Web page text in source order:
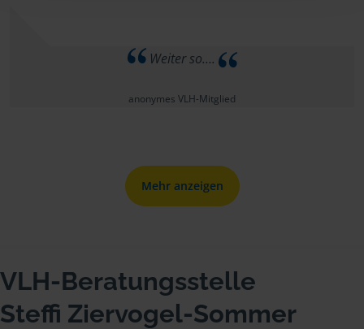
Weiter so….
anonymes VLH-Mitglied
Mehr anzeigen
VLH-Beratungsstelle
Steffi Ziervogel-Sommer